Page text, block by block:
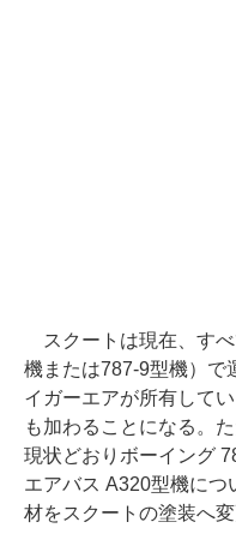
スクートは現在、す
機または787-9型機）で
イガーエアが所有して
も加わることになる。
現状どおりボーイング
エアバス A320型機に
材をスクートの塗装へ変